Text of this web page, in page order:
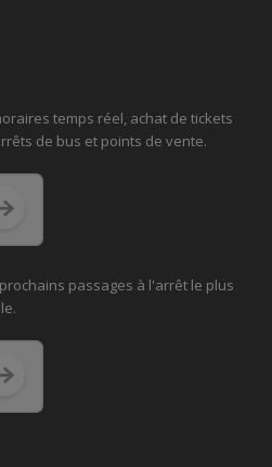
temps réel, achat de tickets
de bus et points de vente.
passages à l'arrêt le plus